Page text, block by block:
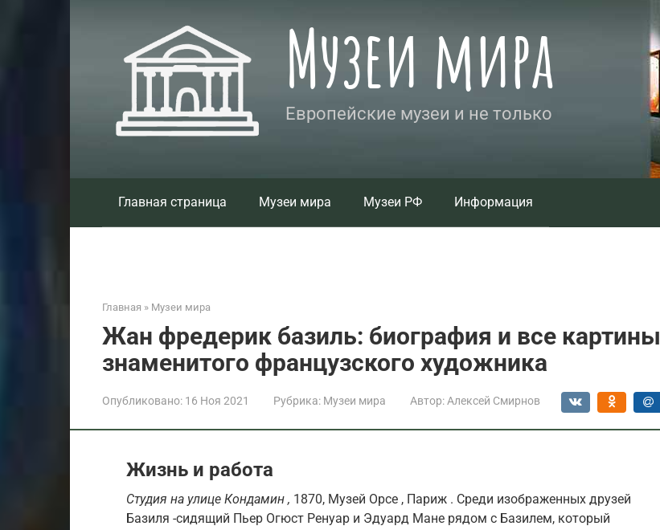
Музеи мира
Европейские музеи и не только
Главная страница Музеи мира Музеи РФ Информация
Главная » Музеи мира
Жан фредерик базиль: биография и все картины
знаменитого французского художника
Опубликовано: 16 Ноя 2021 Рубрика: Музеи мира Автор: Алексей Смирнов
Жизнь и работа
Студия на улице Кондамин , 1870, Музей Орсе , Париж . Среди изображенных друзей
Базиля -сидящий Пьер Огюст Ренуар и Эдуард Мане рядом с Базилем, который